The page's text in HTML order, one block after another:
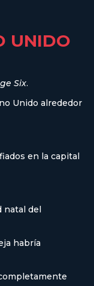
UNIDO
Six.
Unido alrededor
en la capital
natal del
habría